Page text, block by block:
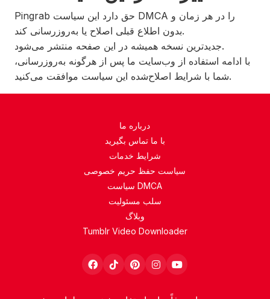
Pingrab حق دارد این سیاست DMCA را در هر زمان و
بدون اطلاع قبلی اصلاح یا به‌روزرسانی کند.
جدیدترین نسخه همیشه در این صفحه منتشر می‌شود.
با ادامه استفاده از وب‌سایت ما پس از هرگونه به‌روزرسانی،
شما با شرایط اصلاح‌شده این سیاست موافقت می‌کنید.
درباره ما
با ما تماس بگیرید
شرایط خدمات
سیاست حفظ حریم خصوصی
سیاست DMCA
سلب مسئولیت
وبلاگ
Tumblr Video Downloader